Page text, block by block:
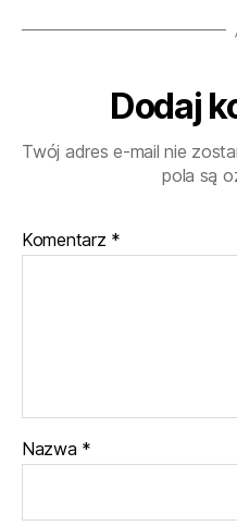
Dodaj
Twój adres e-mail nie
pola są
Komentarz *
Nazwa *